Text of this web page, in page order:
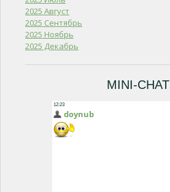
2025 Август
2025 Сентябрь
2025 Ноябрь
2025 Декабрь
MINI-CHAT